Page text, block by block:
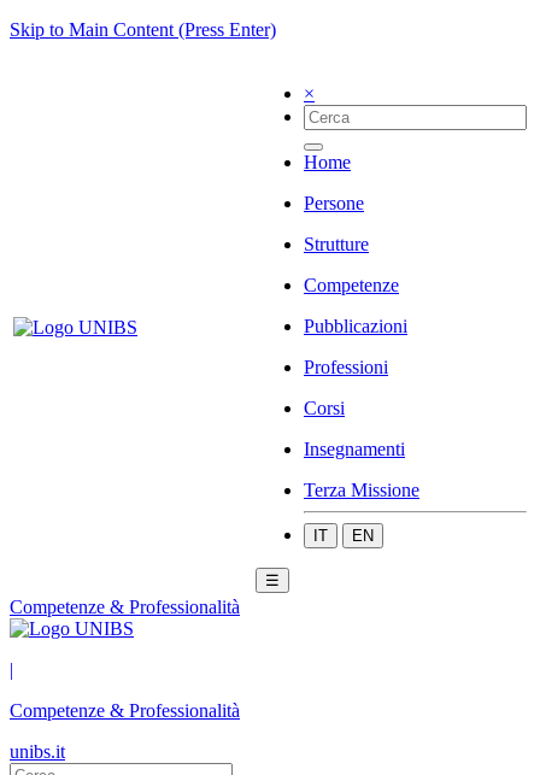
Skip to Main Content (Press Enter)
×
Home
Persone
Strutture
Competenze
Pubblicazioni
Professioni
Corsi
Insegnamenti
Terza Missione
IT EN
☰
Competenze & Professionalità
|
Competenze & Professionalità
unibs.it